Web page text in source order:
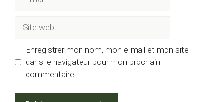
mail
web
Enregistrer mon nom, mon e-mail et mon site
dans le navigateur pour mon prochain
commentaire.